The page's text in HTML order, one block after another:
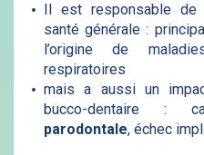
Il est responsable
santé générale :
l’origine de
respiratoires
mais a aussi un
bucco-dentaire :
parodontale, échec